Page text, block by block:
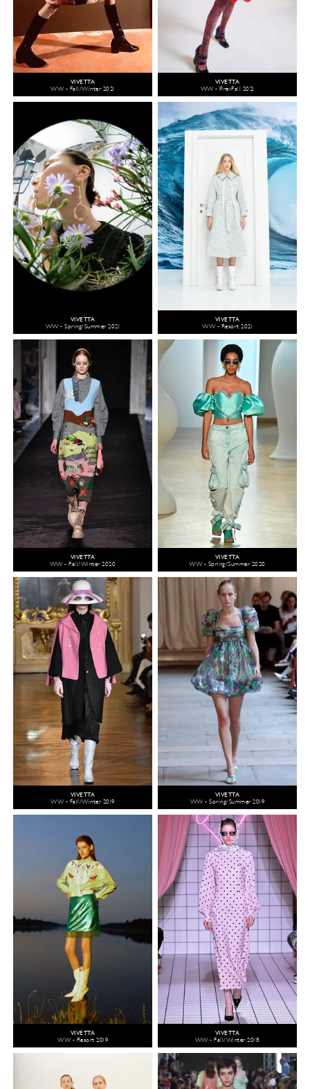
VIVETTA
WW - Fall/Winter 2021
VIVETTA
WW - Pre-Fall 2021
VIVETTA
WW - Spring/Summer 2021
VIVETTA
WW - Resort 2021
VIVETTA
WW - Fall/Winter 2020
VIVETTA
WW - Spring/Summer 2020
VIVETTA
WW - Fall/Winter 2019
VIVETTA
WW - Spring/Summer 2019
VIVETTA
WW - Resort 2019
VIVETTA
WW - Fall/Winter 2018